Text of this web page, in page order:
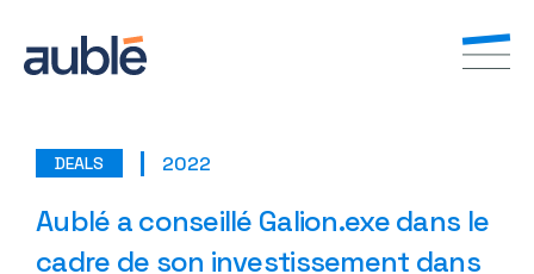
DEALS 2022
Aublé a conseillé Galion.exe dans le
cadre de son investissement dans